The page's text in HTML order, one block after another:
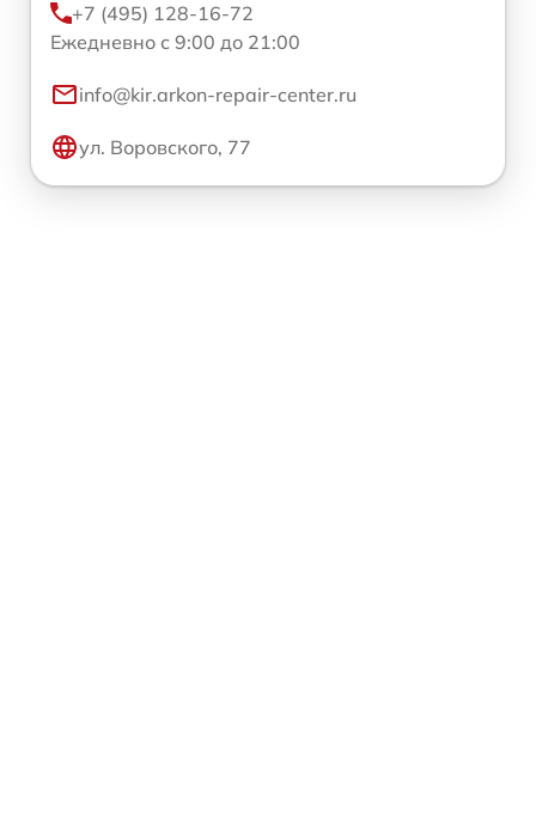
+7 (495) 128-16-72
Ежедневно с 9:00 до 21:00
info@kir.arkon-repair-center.ru
ул. Воровского, 77